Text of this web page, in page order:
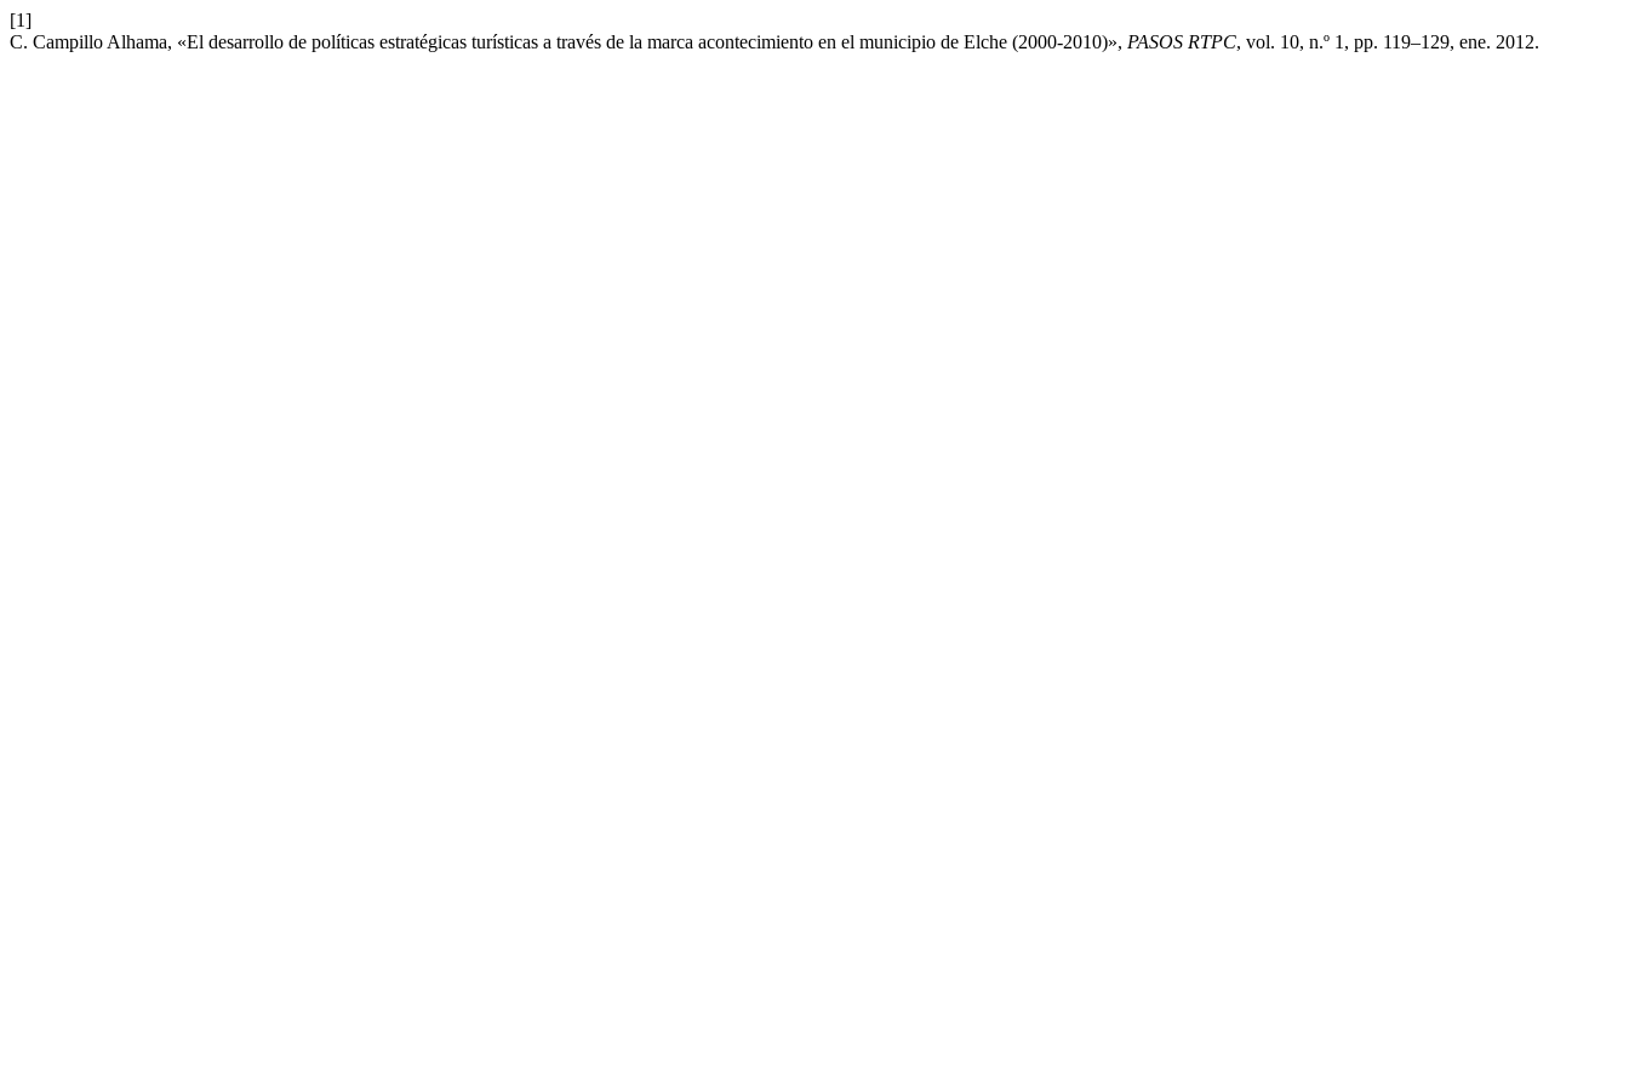
[1]
C. Campillo Alhama, «El desarrollo de políticas estratégicas turísticas a través de la marca acontecimiento en el municipio de Elche (2000-2010)», PASOS RTPC, vol. 10, n.º 1, pp. 119–129, ene. 2012.